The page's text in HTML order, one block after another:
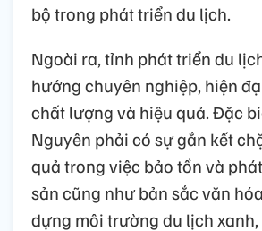
bộ trong phát triển du lịch.
Ngoài ra, tỉnh phát triển du
hướng chuyên nghiệp, hiện
chất lượng và hiệu quả. Đặc
Nguyên phải có sự gắn kết
quả trong việc bảo tồn và
sản cũng như bản sắc văn
dựng môi trường du lịch